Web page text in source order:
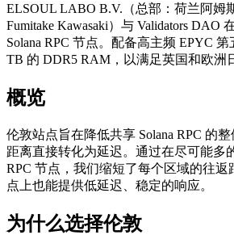
ELSOUL LABO B.V.（总部：荷兰阿姆
Fumitake Kawasaki）与 Validators DAO
Solana RPC 节点。配备高主频 EPYC 第
TB 的 DDR5 RAM，以满足英国和欧洲
概览
伦敦站点旨在降低共享 Solana RPC 的
距离直接转化为延迟。通过在尽可能多
RPC 节点，我们缩短了每个区域的往
点上也能提供低延迟、稳定的响应。
为什么选择伦敦